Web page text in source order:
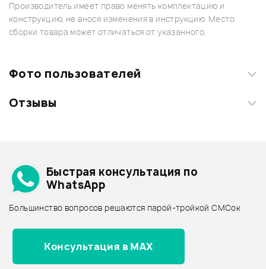
Производитель имеет право менять комплектацию и
конструкцию, не внося изменения в инструкцию. Место
сборки товара может отличаться от указанного.
Фото пользователей
Загрузите свои фотографии купленного товара и получите
Отзывы
Архив товаров - дешевле
Архив товаров - дороже
Все товары PEAVEY
Архив товаров - новинки
Быстрая консультация по
WhatsApp
Большинство вопросов решаются парой-тройкой СМСок
Консультация в MAX